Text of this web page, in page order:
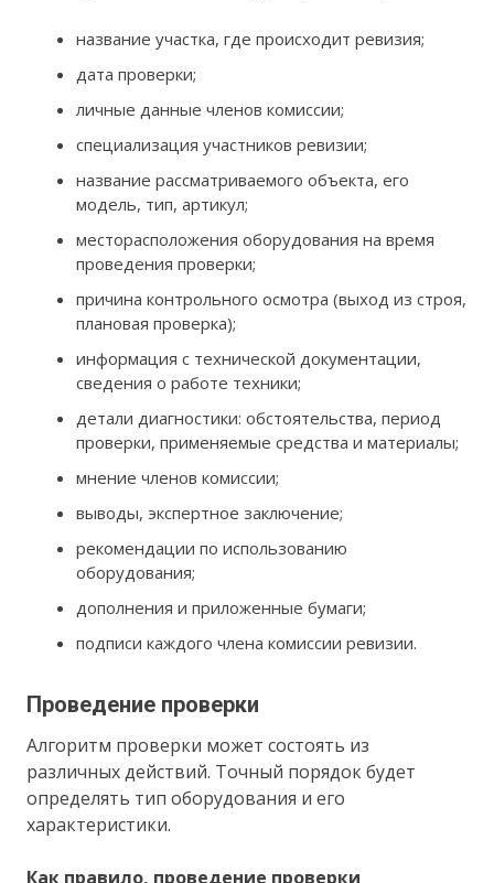
название участка, где происходит ревизия;
дата проверки;
личные данные членов комиссии;
специализация участников ревизии;
название рассматриваемого объекта, его
модель, тип, артикул;
месторасположения оборудования на время
проведения проверки;
причина контрольного осмотра (выход из строя,
плановая проверка);
информация с технической документации,
сведения о работе техники;
детали диагностики: обстоятельства, период
проверки, применяемые средства и материалы;
мнение членов комиссии;
выводы, экспертное заключение;
рекомендации по использованию
оборудования;
дополнения и приложенные бумаги;
подписи каждого члена комиссии ревизии.
Проведение проверки
Алгоритм проверки может состоять из
различных действий. Точный порядок будет
определять тип оборудования и его
характеристики.
Как правило, проведение проверки